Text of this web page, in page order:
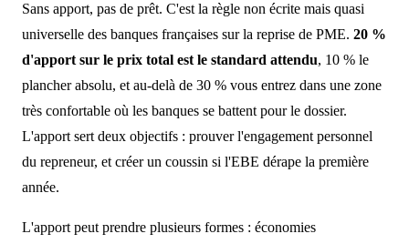
Sans apport, pas de prêt. C'est la règle non écrite mais quasi
universelle des banques françaises sur la reprise de PME. 20 %
d'apport sur le prix total est le standard attendu, 10 % le
plancher absolu, et au-delà de 30 % vous entrez dans une zone
très confortable où les banques se battent pour le dossier.
L'apport sert deux objectifs : prouver l'engagement personnel
du repreneur, et créer un coussin si l'EBE dérape la première
année.
L'apport peut prendre plusieurs formes : économies